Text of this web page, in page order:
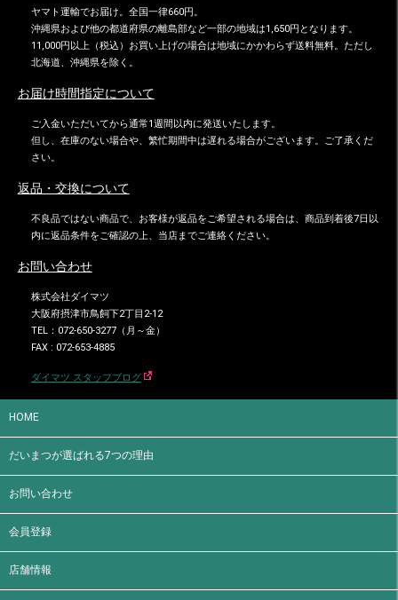
ヤマト運輸でお届け。全国一律660円。
沖縄県および他の都道府県の離島部など一部の地域は1,650円となります。
11,000円以上（税込）お買い上げの場合は地域にかかわらず送料無料。ただし
北海道、沖縄県を除く。
お届け時間指定について
ご入金いただいてから通常1週間以内に発送いたします。
但し、在庫のない場合や、繁忙期間中は遅れる場合がございます。ご了承くだ
さい。
返品・交換について
不良品ではない商品で、お客様が返品をご希望される場合は、商品到着後7日以
内に返品条件をご確認の上、当店までご連絡ください。
お問い合わせ
株式会社ダイマツ
大阪府摂津市鳥飼下2丁目2-12
TEL：072-650-3277（月～金）
FAX : 072-653-4885
ダイマツ スタッフブログ
HOME
だいまつが選ばれる7つの理由
お問い合わせ
会員登録
店舗情報